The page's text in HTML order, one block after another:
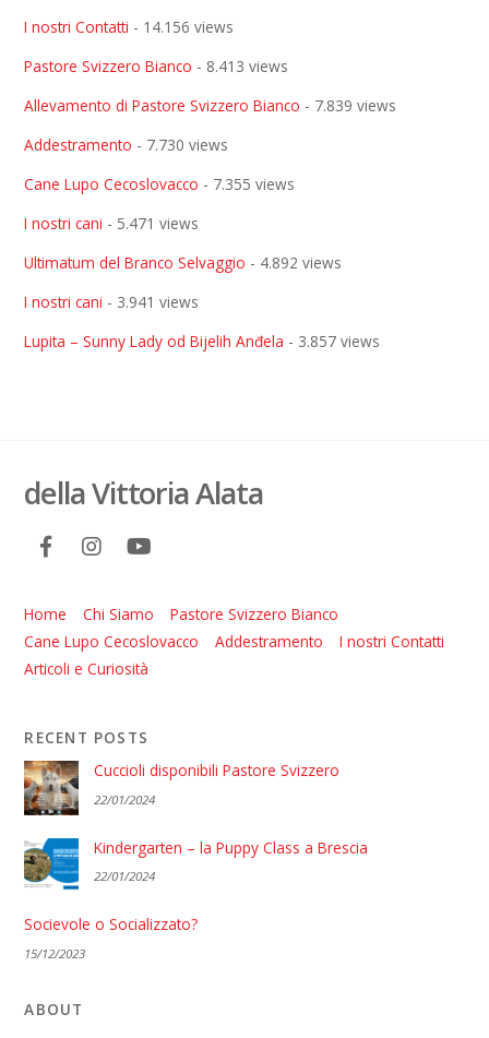
I nostri Contatti - 14.156 views
Pastore Svizzero Bianco - 8.413 views
Allevamento di Pastore Svizzero Bianco - 7.839 views
Addestramento - 7.730 views
Cane Lupo Cecoslovacco - 7.355 views
I nostri cani - 5.471 views
Ultimatum del Branco Selvaggio - 4.892 views
I nostri cani - 3.941 views
Lupita – Sunny Lady od Bijelih Anđela - 3.857 views
della Vittoria Alata
Home Chi Siamo
Pastore Svizzero Bianco
Cane Lupo Cecoslovacco
Addestramento
I nostri Contatti
Articoli e Curiosità
RECENT POSTS
Cuccioli disponibili Pastore Svizzero
22/01/2024
Kindergarten – la Puppy Class a Brescia
22/01/2024
Socievole o Socializzato?
15/12/2023
ABOUT